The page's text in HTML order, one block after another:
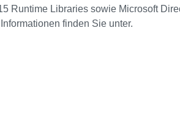
Runtime Libraries sowie Microsoft
finden Sie unter.